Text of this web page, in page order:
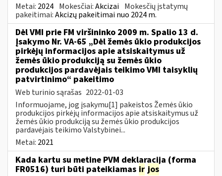
Metai: 2024 Mokesčiai:Akcizai Mokesčių įstatymų
pakeitimai:Akcizų pakeitimai nuo 2024 m.
Dėl VMI prie FM viršininko 2009 m. Spalio 13 d.
Įsakymo Nr. VA-65 „Dėl žemės ūkio produkcijos
pirkėjų informacijos apie atsiskaitymus už
žemės ūkio produkciją su žemės ūkio
produkcijos pardavėjais teikimo VMI taisyklių
patvirtinimo“ pakeitimo
Web turinio sąrašas 2022-01-03
Informuojame, jog įsakymu[1] pakeistos Žemės ūkio
produkcijos pirkėjų informacijos apie atsiskaitymus už
žemės ūkio produkciją su žemės ūkio produkcijos
pardavėjais teikimo Valstybinei...
Metai: 2021
Kada kartu su metine PVM deklaracija (forma
FR0516) turi būti pateikiamas ir jos